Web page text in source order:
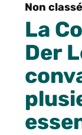
Non classé
La
Der